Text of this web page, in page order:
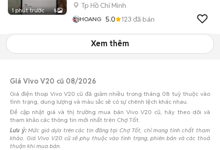
1 phút trước 5
Tp Hồ Chí Minh
HOANG 5.0 123 đã bán
Xem thêm
Giá Vivo V20 cũ 08/2026
Giá điện thoại Vivo V20 cũ đã giảm nhiều trong tháng 08 tuỳ thuộc vào
tình trạng, dung lượng và màu sắc sẽ có sự chênh lệch khác nhau.
Để cập nhật giá và thị trường mua bán Vivo V20 cũ, hãy theo dõi và
tham khảo các thông tin mới nhất trên Chợ Tốt.
Lưu ý:Mức giá dựa trên các tin đăng tại Chợ Tốt, chỉ mang tính chất tham
khảo. Giá Vivo V20 cũ sẽ phụ thuộc vào tình trạng, phiên bản và các thoả
thuận khi mua bán.